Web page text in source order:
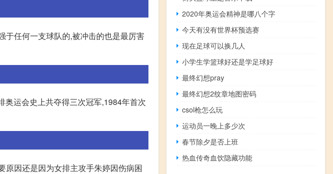
于任何一支球队的,被冲击的也是最厉害
奥运会史上共夺得三次冠军,1984年首次
原因还是因为女排主攻手朱婷因伤病困
2020年奥运会精神是哪八个字
今天有没有世界杯预选赛
现在足球可以换几人
小学生学篮球好还是学足球好
最终幻想pray
最终幻想2纹章地图密码
csol枪怎么玩
运动员一晚上多少次
春节除夕是否上班
热血传奇血饮隐藏功能